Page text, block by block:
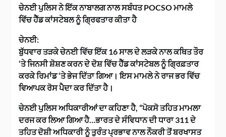
ਚੇਨਈ ਪੁਲਿਸ ਨੇ ਇੱਕ ਨਾਬਾਲਗ ਨਾਲ ਸਬੰਧਤ POCSO ਮਾਮਲੇ
ਵਿੱਚ ਹੈੱਡ ਕਾਂਸਟੇਬਲ ਨੂੰ ਗ੍ਰਿਫਤਾਰ ਕੀਤਾ ਹੈ
ਚੇਨਈ:
ਬੁੱਧਵਾਰ ਤੜਕੇ ਚੇਨਈ ਵਿੱਚ ਇੱਕ 16 ਸਾਲ ਦੇ ਲੜਕੇ ਨਾਲ ਕਥਿਤ ਤੌਰ
‘ਤੇ ਜਿਨਸੀ ਸ਼ੋਸ਼ਣ ਕਰਨ ਦੇ ਦੋਸ਼ ਵਿੱਚ ਹੈੱਡ ਕਾਂਸਟੇਬਲ ਨੂੰ ਗ੍ਰਿਫ਼ਤਾਰ
ਕਰਕੇ ਰਿਮਾਂਡ ‘ਤੇ ਭੇਜ ਦਿੱਤਾ ਗਿਆ। ਇਸ ਮਾਮਲੇ ਨੇ ਰਾਜ ਭਰ ਵਿੱਚ
ਵਿਆਪਕ ਰੋਸ ਪੈਦਾ ਕਰ ਦਿੱਤਾ ਹੈ।
ਚੇਨਈ ਪੁਲਿਸ ਅਧਿਕਾਰੀਆਂ ਦਾ ਕਹਿਣਾ ਹੈ, “ਪੋਕਸੋ ਤਹਿਤ ਮਾਮਲਾ
ਦਰਜ ਕਰ ਲਿਆ ਗਿਆ ਹੈ…ਭਾਰਤ ਦੇ ਸੰਵਿਧਾਨ ਦੀ ਧਾਰਾ 311 ਦੇ
ਤਹਿਤ ਦੋਸ਼ੀ ਅਧਿਕਾਰੀ ਨੂੰ ਤੁਰੰਤ ਪ੍ਰਭਾਵ ਨਾਲ ਨੌਕਰੀ ਤੋਂ ਬਰਖਾਸਤ